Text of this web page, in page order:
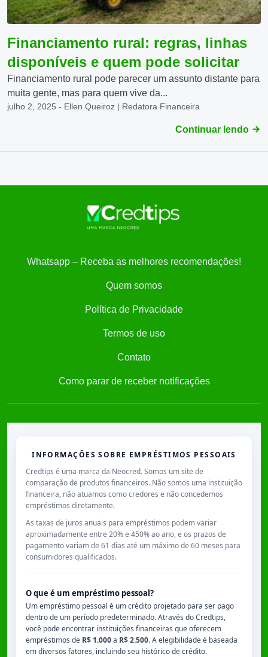
Financiamento rural: regras, linhas
disponíveis e quem pode solicitar
Financiamento rural pode parecer um assunto distante para
muita gente, mas para quem vive da...
julho 2, 2025 - Ellen Queiroz | Redatora Financeira
Continuar lendo
Whatsapp – Receba as melhores recomendações!
Quem somos
Política de Privacidade
Termos de uso
Contato
Como parar de receber notificações
INFORMAÇÕES SOBRE EMPRÉSTIMOS PESSOAIS
Credtips é uma marca da Neocred. Somos um site de
comparação de produtos financeiros. Não somos uma instituição
financeira, não atuamos como credores e não concedemos
empréstimos diretamente.
As taxas de juros anuais para empréstimos podem variar
aproximadamente entre 20% e 450% ao ano, e os prazos de
pagamento variam de 61 dias até um máximo de 60 meses para
consumidores qualificados.
O que é um empréstimo pessoal?
Um empréstimo pessoal é um crédito projetado para ser pago
dentro de um período predeterminado. Através do Credtips,
você pode encontrar instituições financeiras que oferecem
empréstimos de R$ 1.000a R$ 2.500. A elegibilidade é baseada
em diversos fatores, incluindo seu histórico de crédito.